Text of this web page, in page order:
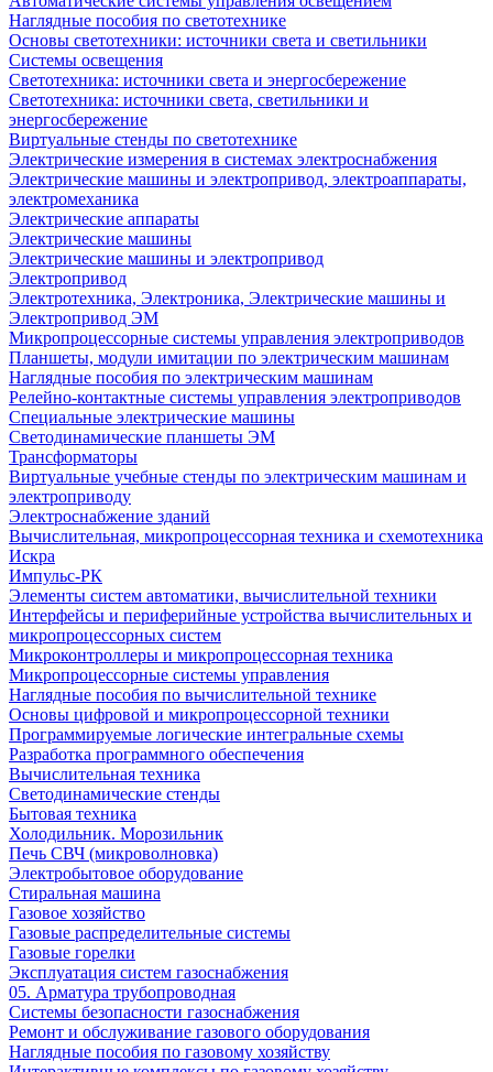
Наглядные пособия по светотехнике
Основы светотехники: источники света и светильники
Системы освещения
Светотехника: источники света и энергосбережение
Светотехника: источники света, светильники и
энергосбережение
Виртуальные стенды по светотехнике
Электрические измерения в системах электроснабжения
Электрические машины и электропривод, электроаппараты,
электромеханика
Электрические аппараты
Электрические машины
Электрические машины и электропривод
Электропривод
Электротехника, Электроника, Электрические машины и
Электропривод ЭМ
Микропроцессорные системы управления электроприводов
Планшеты, модули имитации по электрическим машинам
Наглядные пособия по электрическим машинам
Релейно-контактные системы управления электроприводов
Специальные электрические машины
Светодинамические планшеты ЭМ
Трансформаторы
Виртуальные учебные стенды по электрическим машинам и
электроприводу
Электроснабжение зданий
Вычислительная, микропроцессорная техника и схемотехника
Искра
Импульс-РК
Элементы систем автоматики, вычислительной техники
Интерфейсы и периферийные устройства вычислительных и
микропроцессорных систем
Микроконтроллеры и микропроцессорная техника
Микропроцессорные системы управления
Наглядные пособия по вычислительной технике
Основы цифровой и микропроцессорной техники
Программируемые логические интегральные схемы
Разработка программного обеспечения
Вычислительная техника
Светодинамические стенды
Бытовая техника
Холодильник. Морозильник
Печь СВЧ (микроволновка)
Электробытовое оборудование
Стиральная машина
Газовое хозяйство
Газовые распределительные системы
Газовые горелки
Эксплуатация систем газоснабжения
05. Арматура трубопроводная
Системы безопасности газоснабжения
Ремонт и обслуживание газового оборудования
Наглядные пособия по газовому хозяйству